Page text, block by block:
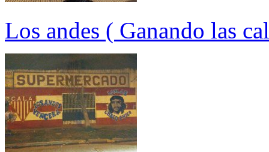
Los andes ( Ganando las